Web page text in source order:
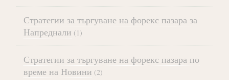
Стратегии за търгуване на форекс пазара за
Напреднали (1)
Стратегии за търгуване на форекс пазара по
време на Новини (2)